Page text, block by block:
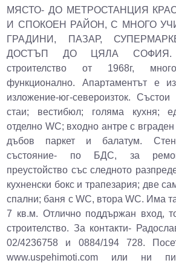
МЯСТО- ДО МЕТРОСТАНЦИЯ
И СПОКОЕН РАЙОН, С МНОГО
ГРАДИНИ, ПАЗАР,
ДОСТЪП ДО ЦЯЛА СОФИЯ.
строителство от 1968г,
функционално. Апартаментът е
изложение-юг-североизток.
стаи; вестибюл; голяма кухня;
отделно WC; входно антре с
дъбов паркет и балатум.
състояние- по БДС, за
преустойство със следното
кухненски бокс и трапезария; две
спални; баня с WC, втора WC. Има
7 кв.м. Отлично поддържан вход,
строителство. За контакти-
02/4236758 и 0884/194 728.
www.uspehimoti.com или ни